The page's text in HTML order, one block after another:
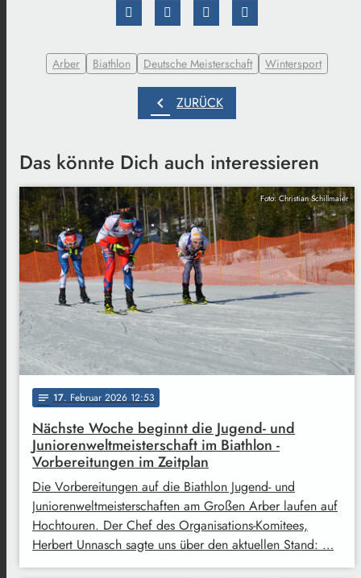
Arber Biathlon Deutsche Meisterschaft Wintersport
chevron_left ZURÜCK
Das könnte Dich auch interessieren
Foto: Christian Schillmaier
notes 17. Februar 2026 12:53
Nächste Woche beginnt die Jugend- und
Juniorenweltmeisterschaft im Biathlon -
Vorbereitungen im Zeitplan
Die Vorbereitungen auf die Biathlon Jugend- und
Juniorenweltmeisterschaften am Großen Arber laufen auf
Hochtouren. Der Chef des Organisations-Komitees,
Herbert Unnasch sagte uns über den aktuellen Stand: …